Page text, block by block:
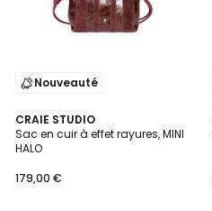
Nouveauté
CRAIE STUDIO
Sac en cuir à effet rayures, MINI
HALO
179,00 €